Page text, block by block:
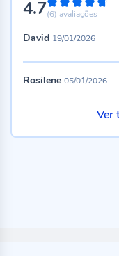
4.794%
(6) avaliações
David 19/01/2026
Rosilene 05/01/2026
Ver